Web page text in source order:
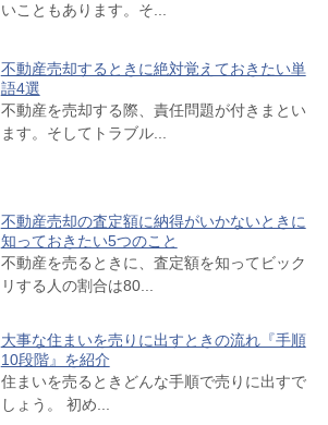
いこともあります。そ...
不動産売却するときに絶対覚えておきたい単
語4選
不動産を売却する際、責任問題が付きまとい
ます。そしてトラブル...
不動産売却の査定額に納得がいかないときに
知っておきたい5つのこと
不動産を売るときに、査定額を知ってビック
リする人の割合は80...
大事な住まいを売りに出すときの流れ『手順
10段階』を紹介
住まいを売るときどんな手順で売りに出すで
しょう。 初め...